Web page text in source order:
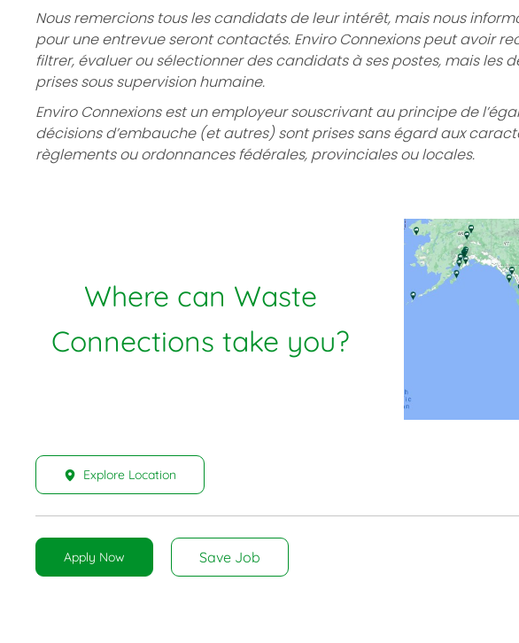
Nous remercions tous les candidats de leur intérêt, mais nous
pour une entrevue seront contactés. Enviro Connexions peut avoir
filtrer, évaluer ou sélectionner des candidats à ses postes, mais les
prises sous supervision humaine.
Enviro Connexions est un employeur souscrivant au principe de
décisions d’embauche (et autres) sont prises sans égard aux
règlements ou ordonnances fédérales, provinciales ou locales.
Where can Waste
Connections take you?
Explore Location
Apply Now Save Job